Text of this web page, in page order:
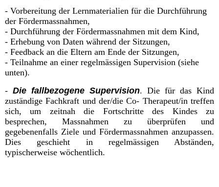
- Vorbereitung der Lernmaterialien für die Durchführung
der Fördermassnahmen,
- Durchführung der Fördermassnahmen mit dem Kind,
- Erhebung von Daten während der Sitzungen,
- Feedback an die Eltern am Ende der Sitzungen,
- Teilnahme an einer regelmässigen Supervision (siehe
unten).
- Die fallbezogene Supervision. Die für das Kind
zuständige Fachkraft und der/die Co- Therapeut/in treffen
sich, um zeitnah die Fortschritte des Kindes zu
besprechen, Massnahmen zu überprüfen und
gegebenenfalls Ziele und Fördermassnahmen anzupassen.
Dies geschieht in regelmässigen Abständen,
typischerweise wöchentlich.